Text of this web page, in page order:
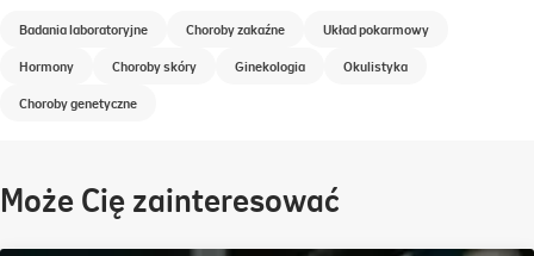
Badania laboratoryjne Choroby zakaźne
Układ pokarmowy
Hormony
Choroby skóry Ginekologia
Okulistyka
Choroby genetyczne
Może Cię zainteresować